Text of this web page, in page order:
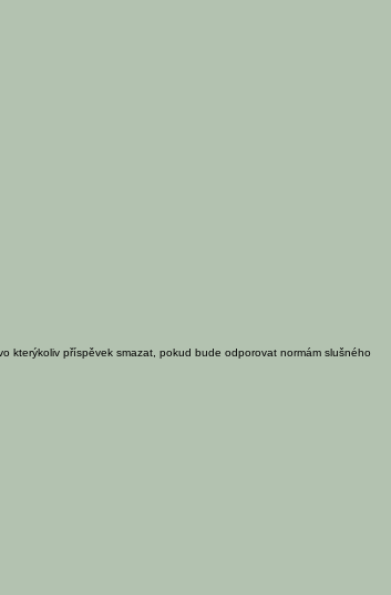
kterýkoliv příspěvek smazat, pokud bude odporovat normám slušného